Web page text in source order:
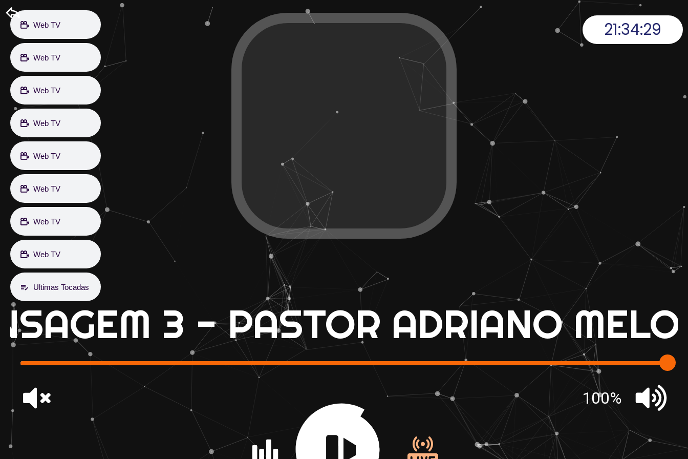
Web TV
Web TV
Web TV
Web TV
Web TV
Web TV
Web TV
Web TV
Ultimas Tocadas
3 - PASTOR ADRIANO MELO
100%
21:34:29